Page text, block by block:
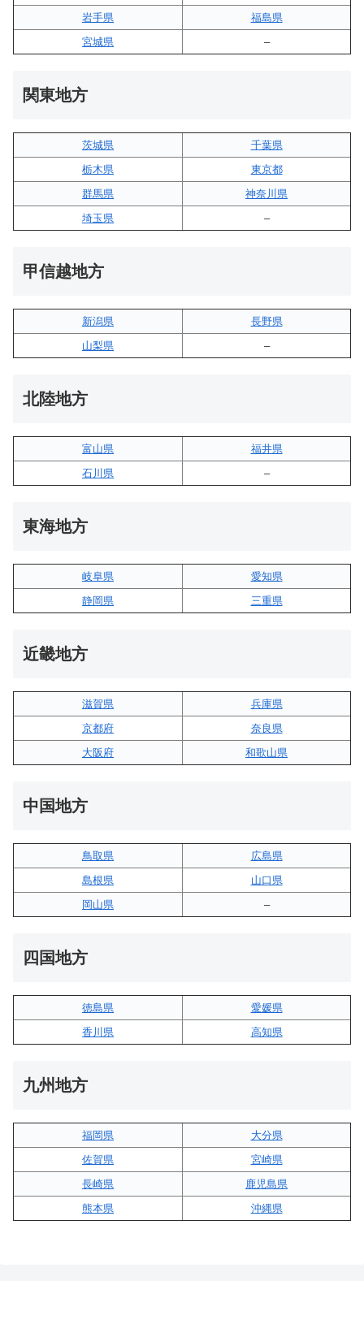
岩手県
福島県
宮城県
–
関東地方
茨城県
千葉県
栃木県
東京都
群馬県
神奈川県
埼玉県
–
甲信越地方
新潟県
長野県
山梨県
–
北陸地方
富山県
福井県
石川県
–
東海地方
岐阜県
愛知県
静岡県
三重県
近畿地方
滋賀県
兵庫県
京都府
奈良県
大阪府
和歌山県
中国地方
鳥取県
広島県
島根県
山口県
岡山県
–
四国地方
徳島県
愛媛県
香川県
高知県
九州地方
福岡県
大分県
佐賀県
宮崎県
長崎県
鹿児島県
熊本県
沖縄県